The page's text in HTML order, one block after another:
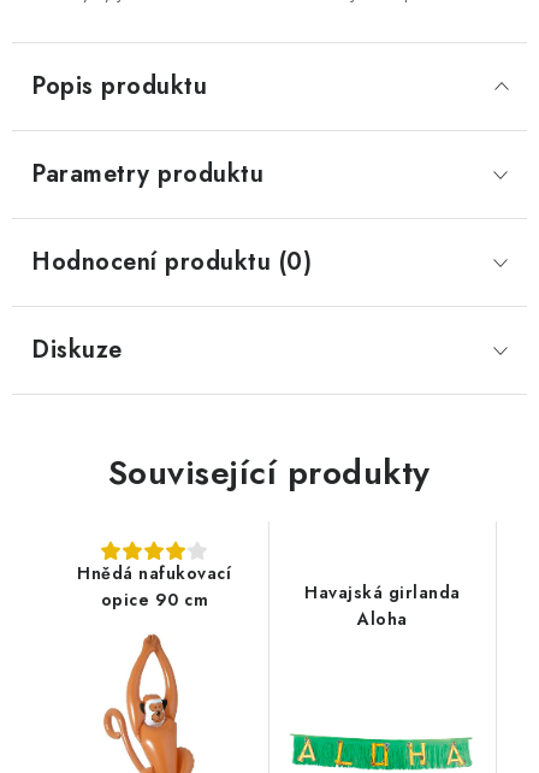
Popis produktu
Parametry produktu
Hodnocení produktu (0)
Diskuze
Související produkty
Hnědá nafukovací
opice 90 cm
Havajská girlanda
Aloha